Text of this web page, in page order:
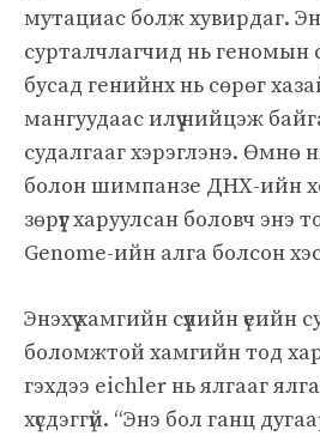
мутациас болж хувирдаг.
сурталчлагчид нь геномын
бусад генийнх нь сөрөг
мангуудаас илүү нийцэж
судалгааг хэрэглэнэ. Өмнө
болон шимпанзе ДНХ-ийн
зөрүүг харуулсан боловч энэ
Genome-ийн алга болсон
Энэхүү хамгийн сүүлийн үеийн
боломжтой хамгийн тод
гэхдээ eichler нь ялгааг
хүсдэггүй. “Энэ бол ганц